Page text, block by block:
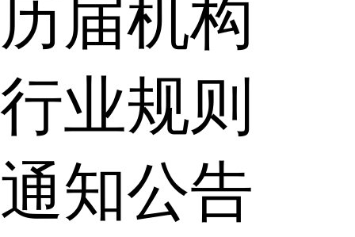
历届机构
行业规则
通知公告